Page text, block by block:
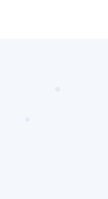
bon moment pour identifier